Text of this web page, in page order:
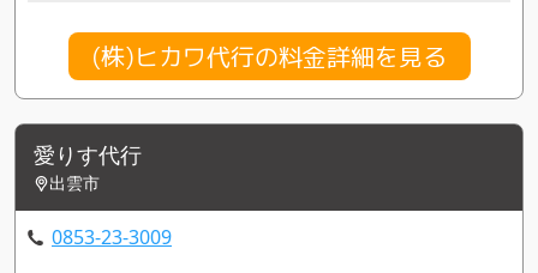
(株)ヒカワ代行の料金詳細を見る
愛りす代行
出雲市
0853-23-3009